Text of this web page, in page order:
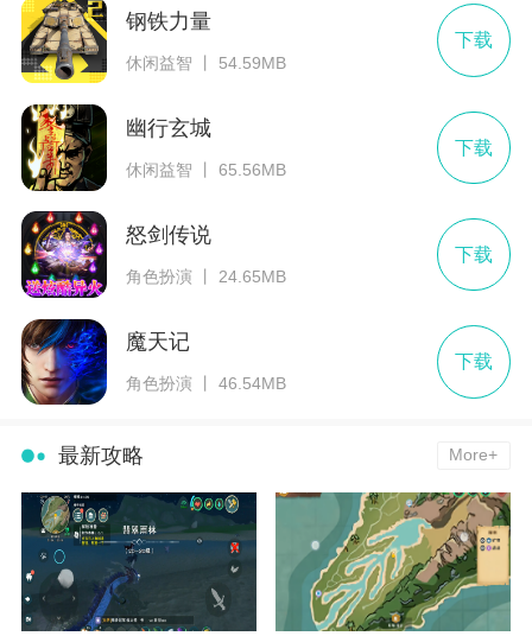
钢铁力量
休闲益智 丨 54.59MB
下载
幽行玄城
休闲益智 丨 65.56MB
下载
怒剑传说
角色扮演 丨 24.65MB
下载
魔天记
角色扮演 丨 46.54MB
下载
最新攻略 More+